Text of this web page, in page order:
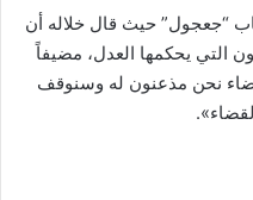
“جعجول” حيث قال خلاله أن
التي يحكمها العدل، مضيفاً
نحن مذعنون له وسنوقف